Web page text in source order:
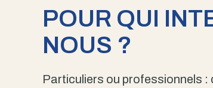
POUR QUI
NOUS ?
Particuliers ou professionnels